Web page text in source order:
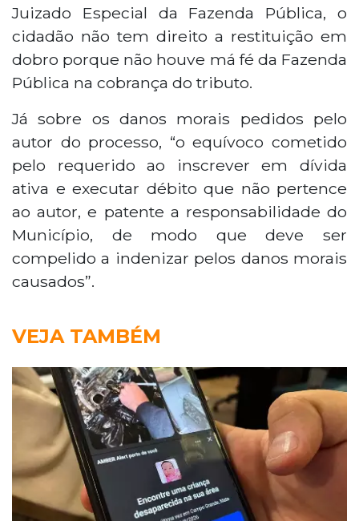
Juizado Especial da Fazenda Pública, o
cidadão não tem direito a restituição em
dobro porque não houve má fé da Fazenda
Pública na cobrança do tributo.
Já sobre os danos morais pedidos pelo
autor do processo, “o equívoco cometido
pelo requerido ao inscrever em dívida
ativa e executar débito que não pertence
ao autor, e patente a responsabilidade do
Município, de modo que deve ser
compelido a indenizar pelos danos morais
causados”.
VEJA TAMBÉM